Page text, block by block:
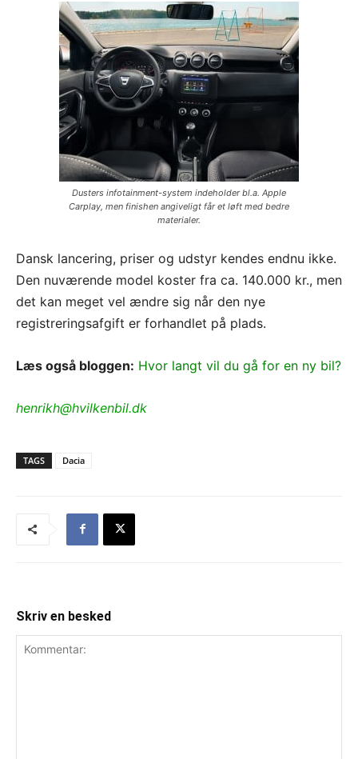
Dusters infotainment-system indeholder bl.a. Apple
Carplay, men finishen angiveligt får et løft med bedre
materialer.
Dansk lancering, priser og udstyr kendes endnu ikke.
Den nuværende model koster fra ca. 140.000 kr., men
det kan meget vel ændre sig når den nye
registreringsafgift er forhandlet på plads.
Læs også bloggen: Hvor langt vil du gå for en ny bil?
henrikh@hvilkenbil.dk
TAGS Dacia
Skriv en besked